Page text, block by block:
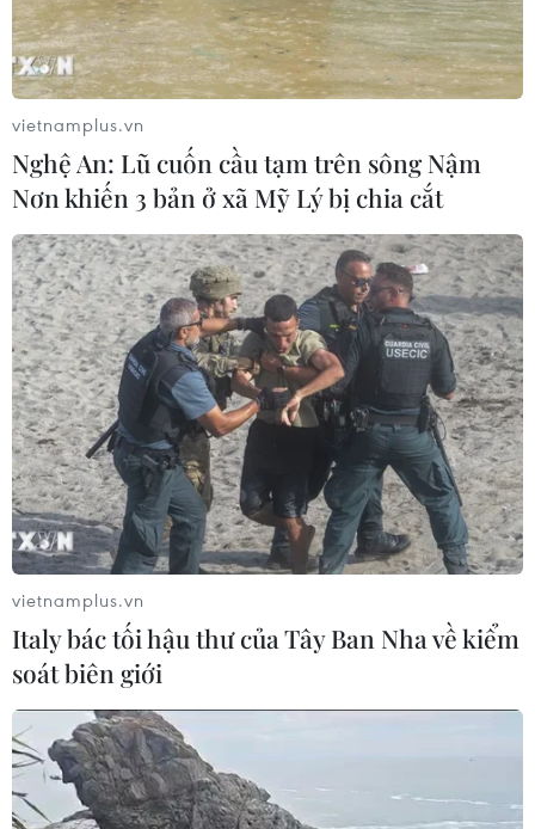
vietnamplus.vn
Nghệ An: Lũ cuốn cầu tạm trên sông Nậm
Nơn khiến 3 bản ở xã Mỹ Lý bị chia cắt
vietnamplus.vn
Italy bác tối hậu thư của Tây Ban Nha về kiểm
soát biên giới